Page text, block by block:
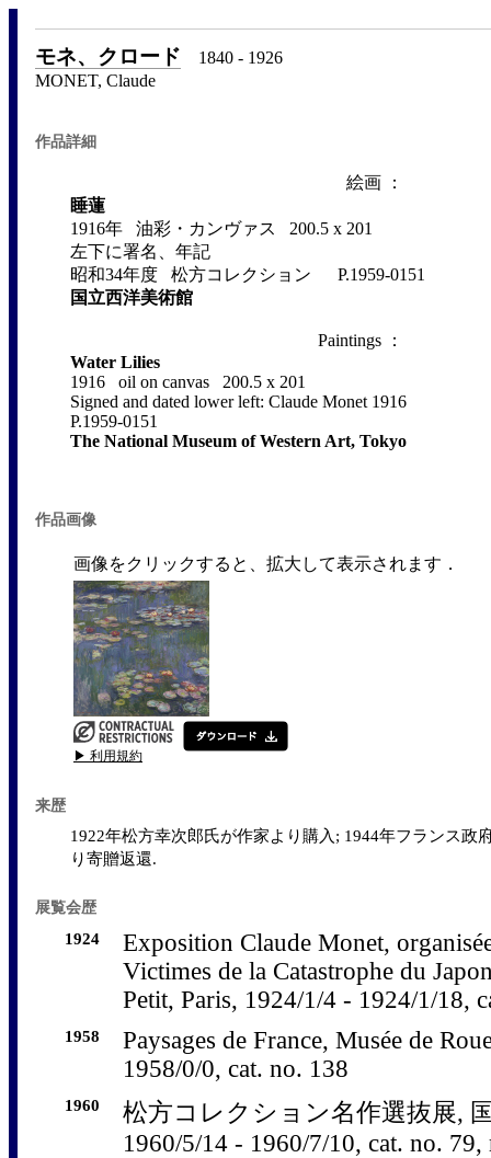
モネ、クロード 1840 - 1926
MONET, Claude
作品詳細
絵画 ：
睡蓮
1916年 油彩・カンヴァス 200.5 x 201
左下に署名、年記
昭和34年度 松方コレクション P.1959-0151
国立西洋美術館
Paintings ：
Water Lilies
1916 oil on canvas 200.5 x 201
Signed and dated lower left: Claude Monet 1916
P.1959-0151
The National Museum of Western Art, Tokyo
作品画像
画像をクリックすると、拡大して表示されます．
▶ 利用規約
来歴
1922年松方幸次郎氏が作家より購入; 1944年フランス政
り寄贈返還.
展覧会歴
1924
Exposition Claude Monet,
Victimes de la Catastrophe du
Petit, Paris, 1924/1/4 - 1924/1/18,
1958
Paysages de France, Musée de
1958/0/0, cat. no. 138
1960
松方コレクション名作選抜展,
1960/5/14 - 1960/7/10, cat. no. 79,